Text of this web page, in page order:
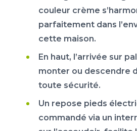
couleur crème
parfaitement dans
cette maison.
En haut, l’arrivée sur
monter ou descendre
toute sécurité.
Un repose pieds
commandé via un